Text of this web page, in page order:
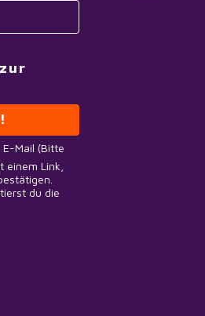
Mail (Bitte
einem Link,
du die